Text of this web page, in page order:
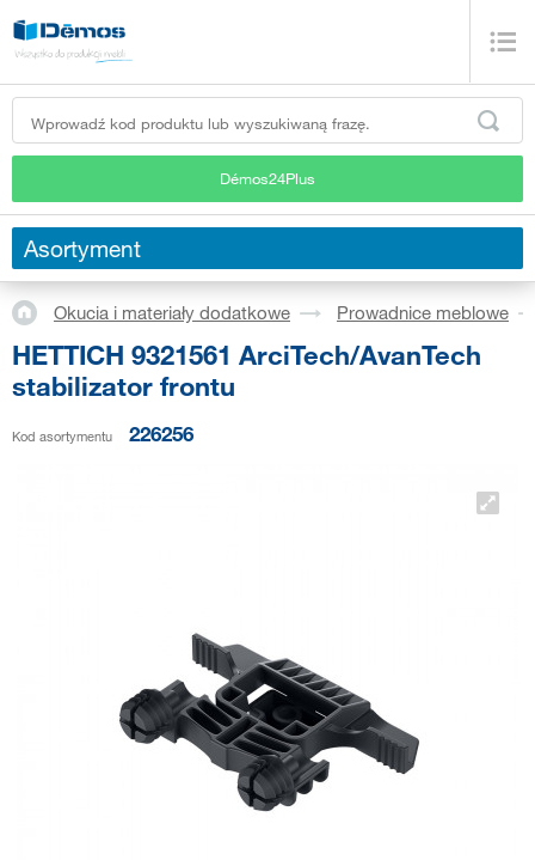
Démos24Plus
Asortyment
Okucia i materiały dodatkowe Prowadnice meblowe
HETTICH 9321561 ArciTech/AvanTech
stabilizator frontu
Kod asortymentu 226256